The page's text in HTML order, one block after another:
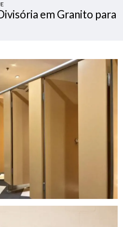
FAZ DIVISÓRIA EM GRANITO PARA
em Granito para